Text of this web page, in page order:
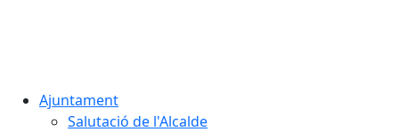
Ajuntament
Salutació de l'Alcalde